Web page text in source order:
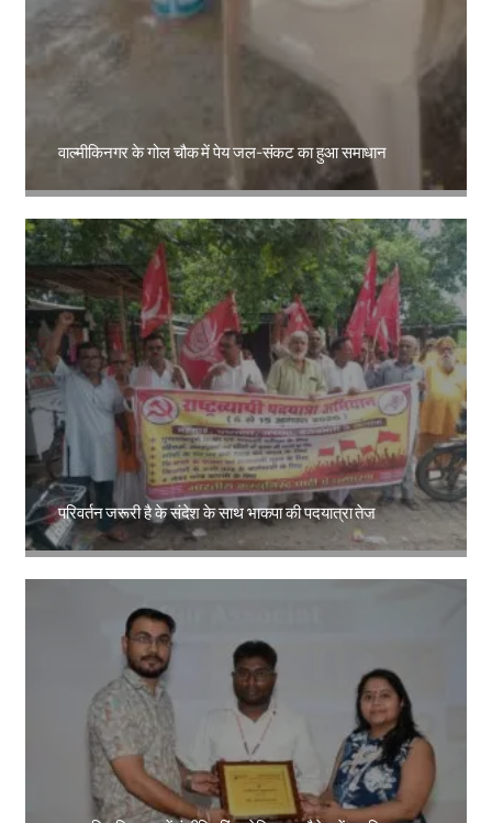
वाल्मीकिनगर के गोल चौक में पेय जल-संकट का हुआ समाधान
परिवर्तन जरूरी है के संदेश के साथ भाकपा की पदयात्रा तेज
Amit Lekh